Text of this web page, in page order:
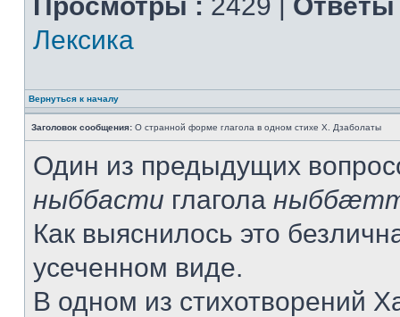
Лексика
Вернуться к началу
Заголовок сообщения: О странной форме глагола в одном стихе Х. Дзаболаты
Один из предыдущих
ныббасти глагола
Как выяснилось это
усеченном виде.
В одном из стихотворений